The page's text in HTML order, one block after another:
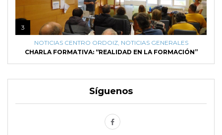
3
NOTICIAS CENTRO ORDOIZ, NOTICIAS GENERALES
CHARLA FORMATIVA: “REALIDAD EN LA FORMACIÓN”
Síguenos